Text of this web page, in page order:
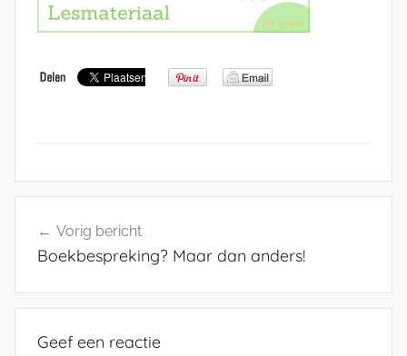
navigatie
Vorig bericht
Boekbespreking? Maar dan anders!
Geef een reactie